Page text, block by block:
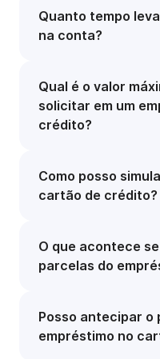
Quanto tempo
na conta?
Qual é o valor
solicitar em um
crédito?
Como posso
cartão de crédito?
O que acontece
parcelas do
Posso antecipar o
empréstimo no